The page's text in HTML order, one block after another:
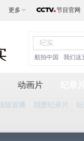
更多 节目官网
航拍中国 我们这
动画片
顶级首播 我爱纪录片